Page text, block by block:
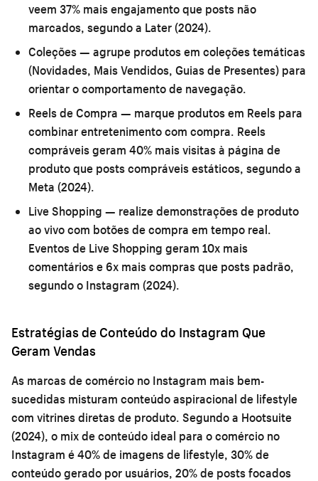
veem 37% mais engajamento que posts não
marcados, segundo a Later (2024).
Coleções— agrupe produtos em coleções temáticas
(Novidades, Mais Vendidos, Guias de Presentes) para
orientar o comportamento de navegação.
Reels de Compra — marque produtos em Reels para
combinar entretenimento com compra. Reels
compráveis geram 40% mais visitas à página de
produto que posts compráveis estáticos, segundo a
Meta (2024).
Live Shopping — realize demonstrações de produto
ao vivo com botões de compra em tempo real.
Eventos de Live Shopping geram 10x mais
comentários e 6x mais compras que posts padrão,
segundo o Instagram (2024).
Estratégias de Conteúdo do Instagram Que
Geram Vendas
As marcas de comércio no Instagram mais bem-
sucedidas misturam conteúdo aspiracional de lifestyle
com vitrines diretas de produto. Segundo a Hootsuite
(2024), o mix de conteúdo ideal para o comércio no
Instagram é 40% de imagens de lifestyle, 30% de
conteúdo gerado por usuários, 20% de posts focados